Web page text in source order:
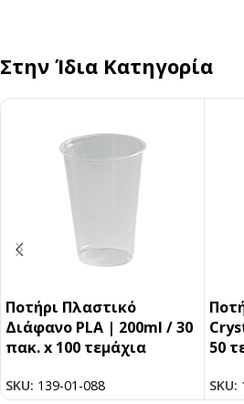
Στην Ίδια Κατηγορία
Ποτήρι Πλαστικό
Διάφανο PLA | 200ml / 30
πακ. x 100 τεμάχια
SKU: 139-01-088
50
SKU: